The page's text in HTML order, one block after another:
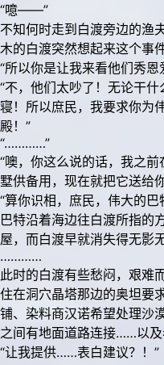
“噫——”
不知何时走到白渡旁边的渔
木的白渡突然想起来这个事
“所以你是让我来看他们秀恩
“不，他们太吵了！无论干
寝！所以庶民，我要求你为
殿！”
“…………”
“噢，你这么说的话，我之
墅供备用，现在就把它送给
“算你识相，庶民，伟大的巴
巴特沿着海边往白渡所指的
屋，而白渡早就消失得无影无
…………
此时的白渡有些愁闷，艰难
住在洞穴晶塔那边的奥坦要
铺、染料商汉诺希望处理沙
之间有地面道路连接……以
“让我提供……表白建议？！”